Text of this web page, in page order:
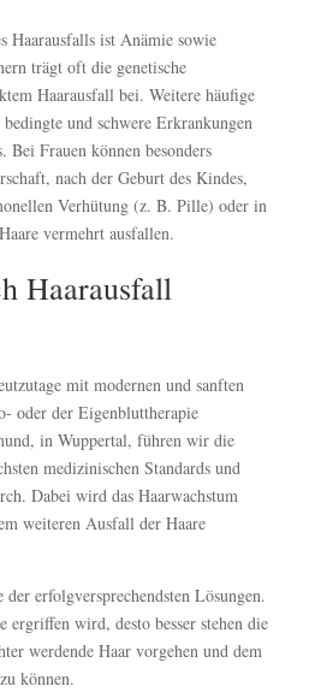
Haarausfalls ist Anämie sowie
trägt oft die genetische
Haarausfall bei. Weitere häufige
und schwere Erkrankungen
Bei Frauen können besonders
nach der Geburt des Kindes,
Verhütung (z. B. Pille) oder in
vermehrt ausfallen.
Haarausfall
mit modernen und sanften
oder der Eigenbluttherapie
in Wuppertal, führen wir die
medizinischen Standards und
Dabei wird das Haarwachstum
weiteren Ausfall der Haare
erfolgversprechendsten Lösungen.
ergriffen wird, desto besser stehen die
werdende Haar vorgehen und dem
können.